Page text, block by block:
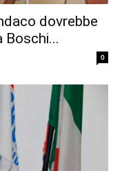
dovrebbe
Boschi...
0